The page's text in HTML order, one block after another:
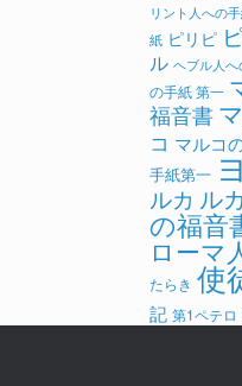
リント人への
紙 ピリピ
ル ヘブル人
の手紙 第一
福音書
コ マルコ
手紙第一
ルカ ル
の福音
ローマ
たらき 使
記 第1ペテロ